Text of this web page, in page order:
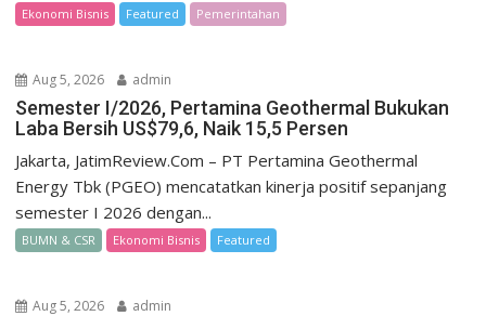
Ekonomi Bisnis Featured Pemerintahan
Aug 5, 2026 admin
Semester I/2026, Pertamina Geothermal Bukukan
Laba Bersih US$79,6, Naik 15,5 Persen
Jakarta, JatimReview.Com – PT Pertamina Geothermal
Energy Tbk (PGEO) mencatatkan kinerja positif sepanjang
semester I 2026 dengan...
BUMN & CSR Ekonomi Bisnis Featured
Aug 5, 2026 admin